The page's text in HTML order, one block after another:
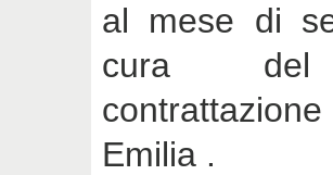
al mese di
cura del
Emilia .